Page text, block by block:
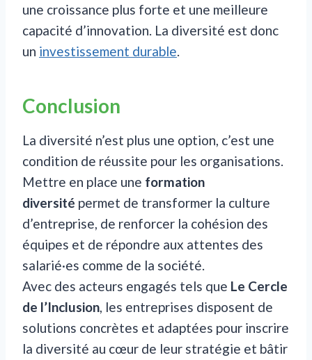
une croissance plus forte et une meilleure
capacité d’innovation. La diversité est donc
un investissement durable.
Conclusion
La diversité n’est plus une option, c’est une
condition de réussite pour les organisations.
Mettre en place une formation
diversité permet de transformer la culture
d’entreprise, de renforcer la cohésion des
équipes et de répondre aux attentes des
salarié·es comme de la société.
Avec des acteurs engagés tels que Le Cercle
de l’Inclusion, les entreprises disposent de
solutions concrètes et adaptées pour inscrire
la diversité au cœur de leur stratégie et bâtir